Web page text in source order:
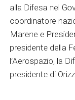
alla Difesa nel
coordinatore
Marene e
presidente della
l’Aerospazio, la
presidente di